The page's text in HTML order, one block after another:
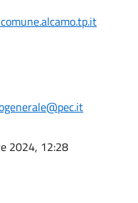
2024, 12:28